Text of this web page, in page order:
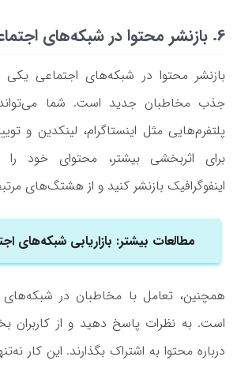
6. بازنشر محتوا در شبکه‌های اجتماعی
بازنشر محتوا در شبکه‌های اجتماعی یکی
جذب مخاطبان جدید است. شما
پلتفرم‌هایی مثل اینستاگرام، لینکدین و
برای اثربخشی بیشتر، محتوای خود
اینفوگرافیک بازنشر کنید و از هشتگ‌های
مطالعات بیشتر: بازاریابی شبکه‌‌های
همچنین، تعامل با مخاطبان در
است. به نظرات پاسخ دهید و از کاربران
درباره محتوا به اشتراک بگذارند. این کار